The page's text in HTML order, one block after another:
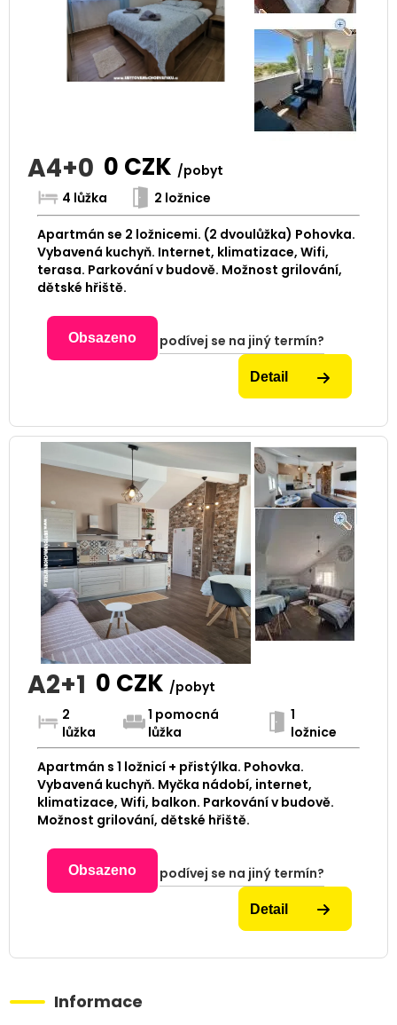
A4+0 0 CZK /pobyt
4 lůžka
2 ložnice
Apartmán se 2 ložnicemi. (2 dvoulůžka) Pohovka.
Vybavená kuchyň. Internet, klimatizace, Wifi,
terasa. Parkování v budově. Možnost grilování,
dětské hřiště.
Obsazeno podívej se na jiný termín?
Detail
A2+1 0 CZK /pobyt
2
lůžka
1 pomocná
lůžka
1
ložnice
Apartmán s 1 ložnicí + přistýlka. Pohovka.
Vybavená kuchyň. Myčka nádobí, internet,
klimatizace, Wifi, balkon. Parkování v budově.
Možnost grilování, dětské hřiště.
Obsazeno podívej se na jiný termín?
Detail
Informace